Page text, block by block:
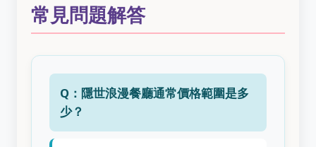
常見問題解答
Q：隱世浪漫餐廳通常價格範圍是多
少？